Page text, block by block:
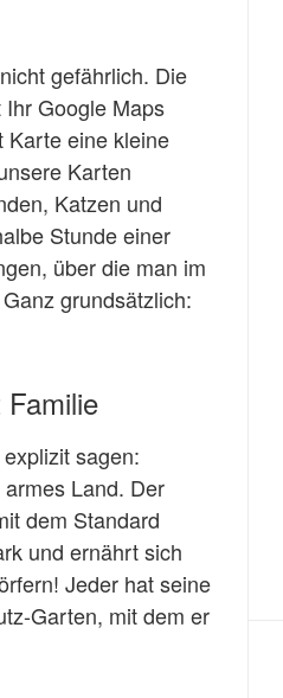
gefährlich. Die
Google Maps
Karte eine kleine
Karten
Katzen und
Stunde einer
über die man im
grundsätzlich:
sagen:
Land. Der
dem Standard
und ernährt sich
Jeder hat seine
Garten, mit dem er